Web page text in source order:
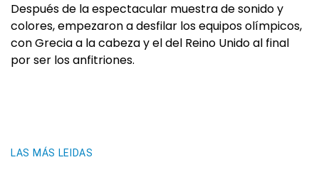
Después de la espectacular muestra de sonido y
colores, empezaron a desfilar los equipos olímpicos,
con Grecia a la cabeza y el del Reino Unido al final
por ser los anfitriones.
LAS MÁS LEIDAS